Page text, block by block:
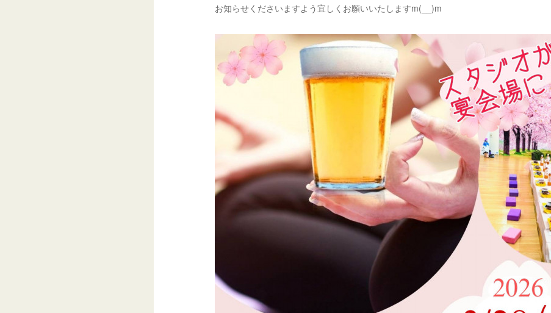
お知らせくださいますよう宜しくお願いいたしますm(__)m